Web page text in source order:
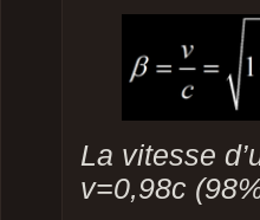
La vitesse
v=0,98c